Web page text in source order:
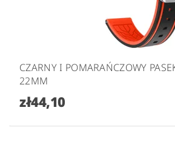
CZARNY I POMARAŃCZOWY
22MM
zł44,10